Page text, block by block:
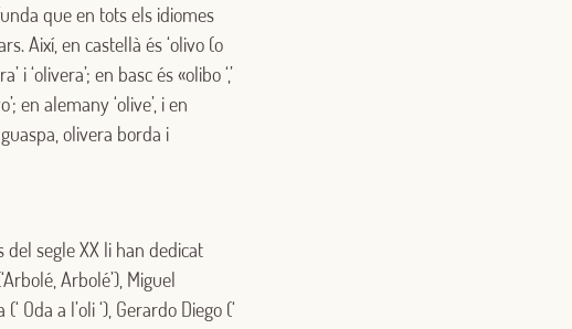
que en tots els idiomes
Així, en castellà és ‘olivo (o
i ‘olivera’; en basc és «olibo ‘,’
en alemany ‘olive’, i en
olivera borda i
segle XX li han dedicat
Arbolé’), Miguel
Oda a l’oli ‘), Gerardo Diego (‘